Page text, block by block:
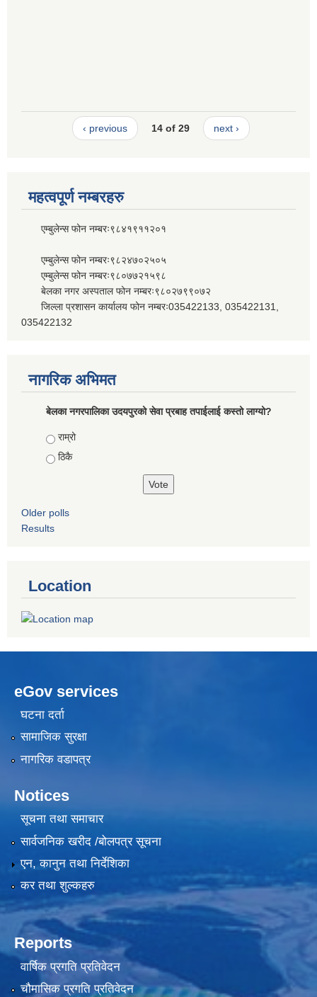
‹ previous 14 of 29 next ›
महत्वपूर्ण नम्बरहरु
एम्बुलेन्स फोन नम्बरः९८४१९११२०१
एम्बुलेन्स फोन नम्बरः९८२४७०२५०५
एम्बुलेन्स फोन नम्बरः९८०७७२१५९८
बेलका नगर अस्पताल फोन नम्बरः९८०२७९९०७२
जिल्ला प्रशासन कार्यालय फोन नम्बरः035422133, 035422131,
035422132
नागरिक अभिमत
बेलका नगरपालिका उदयपुरको सेवा प्रबाह तपाईलाई कस्तो लाग्यो?
Choices
राम्रो
ठिकै
Older polls
Results
Location
eGov services
घटना दर्ता
सामाजिक सुरक्षा
नागरिक वडापत्र
Notices
सूचना तथा समाचार
सार्वजनिक खरीद /बोलपत्र सूचना
एन, कानुन तथा निर्देशिका
कर तथा शुल्कहरु
Reports
वार्षिक प्रगति प्रतिवेदन
चौमासिक प्रगति प्रतिवेदन